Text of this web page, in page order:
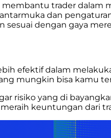
membantu trader
dan
dengan gaya
efektif dalam
mungkin bisa kamu
risiko yang di
keuntungan dari